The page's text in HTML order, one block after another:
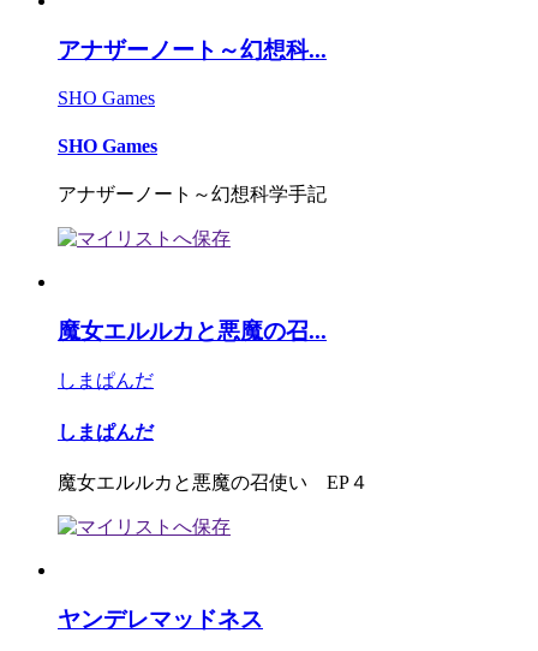
アナザーノート～幻想科...
SHO Games
SHO Games
アナザーノート～幻想科学手記
魔女エルルカと悪魔の召...
しまぱんだ
しまぱんだ
魔女エルルカと悪魔の召使い EP４
ヤンデレマッドネス